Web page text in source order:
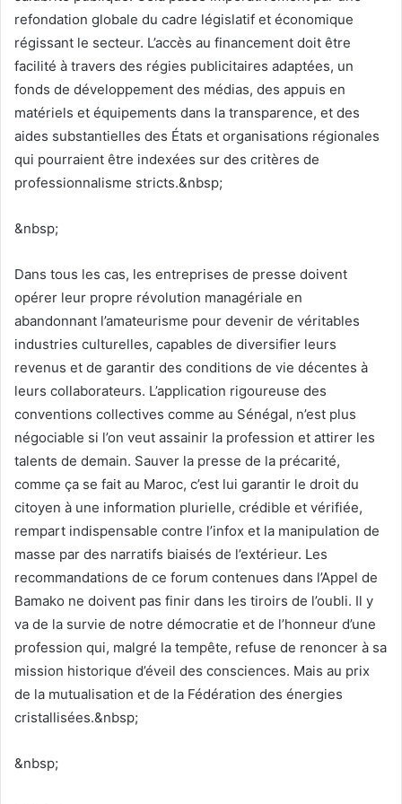
refondation globale du cadre législatif et économique
régissant le secteur. L’accès au financement doit être
facilité à travers des régies publicitaires adaptées, un
fonds de développement des médias, des appuis en
matériels et équipements dans la transparence, et des
aides substantielles des États et organisations régionales
qui pourraient être indexées sur des critères de
professionnalisme stricts.&nbsp;
&nbsp;
Dans tous les cas, les entreprises de presse doivent
opérer leur propre révolution managériale en
abandonnant l’amateurisme pour devenir de véritables
industries culturelles, capables de diversifier leurs
revenus et de garantir des conditions de vie décentes à
leurs collaborateurs. L’application rigoureuse des
conventions collectives comme au Sénégal, n’est plus
négociable si l’on veut assainir la profession et attirer les
talents de demain. Sauver la presse de la précarité,
comme ça se fait au Maroc, c’est lui garantir le droit du
citoyen à une information plurielle, crédible et vérifiée,
rempart indispensable contre l’infox et la manipulation de
masse par des narratifs biaisés de l’extérieur. Les
recommandations de ce forum contenues dans l’Appel de
Bamako ne doivent pas finir dans les tiroirs de l’oubli. Il y
va de la survie de notre démocratie et de l’honneur d’une
profession qui, malgré la tempête, refuse de renoncer à sa
mission historique d’éveil des consciences. Mais au prix
de la mutualisation et de la Fédération des énergies
cristallisées.&nbsp;
&nbsp;